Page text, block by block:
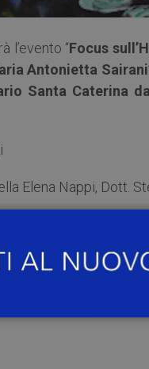
l’evento “Focus
Antonietta
Santa Caterina
Elena Nappi, Dott.
alla